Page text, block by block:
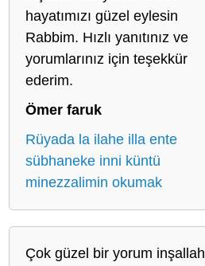
hayatımızı güzel eylesin
Rabbim. Hızlı yanıtınız ve
yorumlarınız için teşekkür
ederim.
Ömer faruk
Rüyada la ilahe illa ente
sübhaneke inni küntü
minezzalimin okumak
Çok güzel bir yorum inşallah